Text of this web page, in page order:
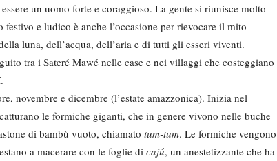
un uomo forte e coraggioso. La gente si riunisce molto
e ludico è anche l’occasione per rievocare il mito
luna, dell’acqua, dell’aria e di tutti gli esseri viventi.
tra i Sateré Mawé nelle case e nei villaggi che costeggiano
novembre e dicembre (l’estate amazzonica). Inizia nel
le formiche giganti, che in genere vivono nelle buche
di bambù vuoto, chiamato tum-tum. Le formiche vengono
a macerare con le foglie di cajú, un anestetizzante che ha